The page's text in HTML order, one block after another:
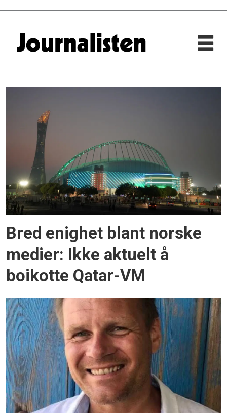
bertil
valderhaug
Bred enighet blant norske
medier: Ikke aktuelt å
boikotte Qatar-VM